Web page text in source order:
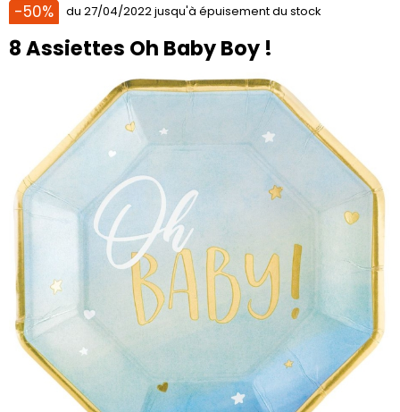
-50% du 27/04/2022 jusqu'à épuisement du stock
8 Assiettes Oh Baby Boy !